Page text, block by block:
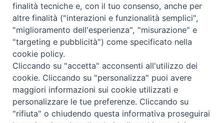
finalità tecniche e, con il tuo consenso, anche per
altre finalità ("interazioni e funzionalità semplici",
"miglioramento dell'esperienza", "misurazione" e
"targeting e pubblicità") come specificato nella
cookie policy.
Cliccando su "accetta" acconsenti all'utilizzo dei
cookie. Cliccando su "personalizza" puoi avere
maggiori informazioni sui cookie utilizzati e
personalizzare le tue preferenze. Cliccando su
"rifiuta" o chiudendo questa informativa proseguirai